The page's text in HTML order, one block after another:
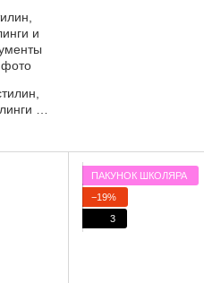
и
ПАКУНОК ШКОЛЯРА
−19%
3